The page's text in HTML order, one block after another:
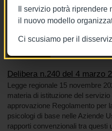
Il servizio potrà
il nuovo modello
Ci scusiamo per il
Delibera n.240
Tags Toscana
BURT
Salute mentale
Delibera n.240 del 4 marzo
Legge regionale 15 novembre
materia di istituzione del
approvazione Regolamento per
psicologi di base nelle Aziende
rapporti convenzionali tra questi